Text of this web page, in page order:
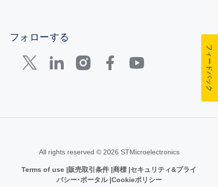
フォローする
All rights reserved © 2026 STMicroelectronics
Terms of use 販売取引条件 商標 セキュリティ&プライ
バシー･ポータル Cookieポリシー
フィードバック